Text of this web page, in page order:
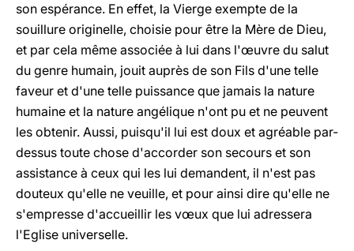
son espérance. En effet, la Vierge exempte de la
souillure originelle, choisie pour être la Mère de Dieu,
et par cela même associée à lui dans l'œuvre du salut
du genre humain, jouit auprès de son Fils d'une telle
faveur et d'une telle puissance que jamais la nature
humaine et la nature angélique n'ont pu et ne peuvent
les obtenir. Aussi, puisqu'il lui est doux et agréable par-
dessus toute chose d'accorder son secours et son
assistance à ceux qui les lui demandent, il n'est pas
douteux qu'elle ne veuille, et pour ainsi dire qu'elle ne
s'empresse d'accueillir les vœux que lui adressera
l'Eglise universelle.